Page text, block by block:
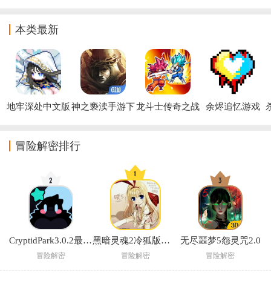
本类最新
地牢深处中文版 神之亵渎手游下龙斗士传奇之战
余烬追忆游戏
冒险解密排行
CryptidPark3.0.2最新版本
冒险解密
黑暗灵魂2冷狐版安卓汉化游戏
冒险解密
无尽噩梦5怨灵咒2.0
冒险解密